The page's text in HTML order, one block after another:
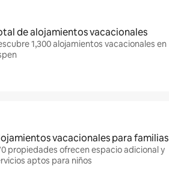
de alojamientos vacacionales
1,300 alojamientos vacacionales en
vacacionales para familias
propiedades ofrecen espacio adicional y
aptos para niños